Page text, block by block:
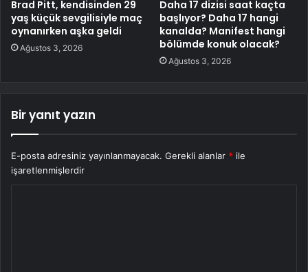
Brad Pitt, kendisinden 29
yaş küçük sevgilisiyle maç
oynanırken aşka geldi
Ağustos 3, 2026
Daha 17 dizisi saat kaçta
başlıyor? Daha 17 hangi
kanalda? Manifest hangi
bölümde konuk olacak?
Ağustos 3, 2026
Bir yanıt yazın
E-posta adresiniz yayınlanmayacak. Gerekli alanlar * ile
işaretlenmişlerdir